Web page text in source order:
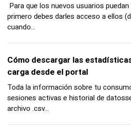
Para que los nuevos usuarios
primero debes darles acceso a ellos
cuando...
Cómo descargar las
carga desde el portal
Toda la información sobre tu
sesiones activas e historial de
archivo .csv...